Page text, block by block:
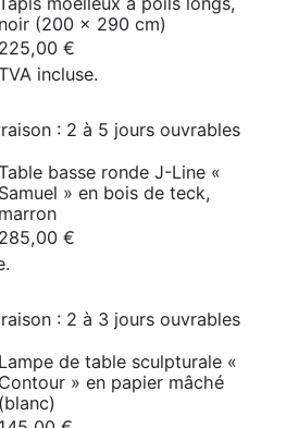
4 695,00 €4 295,00 €.
noir (200 x 290 cm)
225,00€
incluse.
: 2 à 5 jours ouvrables
basse ronde J-Line «
Samuel » en bois de teck,
marron
285,00€
: 2 à 3 jours ouvrables
Lampe de table sculpturale «
Contour » en papier mâché
(blanc)